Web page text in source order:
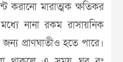
করানো মারাত্মক ক্ষতিকর
নানা রকম রাসায়নিক
জন্য প্রাণঘাতীও হতে পারে।